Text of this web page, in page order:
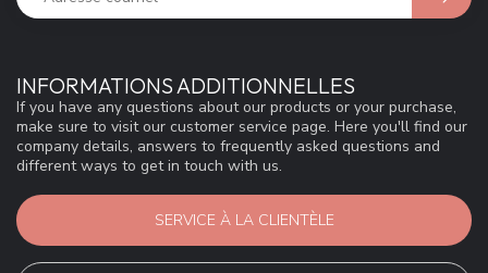
INFORMATIONS ADDITIONNELLES
If you have any questions about our products or your purchase,
make sure to visit our customer service page. Here you'll find our
company details, answers to frequently asked questions and
different ways to get in touch with us.
SERVICE À LA CLIENTÈLE